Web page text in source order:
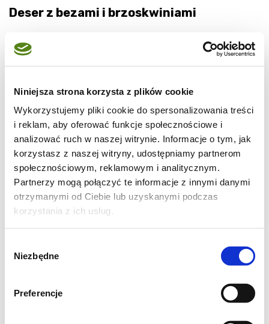
Niniejsza strona korzysta z plików cookie
Wykorzystujemy pliki cookie do spersonalizowania treści
i reklam, aby oferować funkcje społecznościowe i
analizować ruch w naszej witrynie. Informacje o tym, jak
korzystasz z naszej witryny, udostępniamy partnerom
społecznościowym, reklamowym i analitycznym.
Partnerzy mogą połączyć te informacje z innymi danymi
otrzymanymi od Ciebie lub uzyskanymi podczas
korzystania z ich usług.
zgody
Niezbędne
Preferencje
Deser z bezami i brzoskwiniami
Na 2 osoby potrzeba
6 średniej wielkości bez kawowych
2 brzoskwinie
1 łyżka cukru pudru
Przygotowanie
Śmietanę wlać do wysokiego naczynia i ubić,
dodając pod koniec cukier.
Brzoskwinie pokroić w cząstki. Bezy połamać
na połówki.
Bita śmietana